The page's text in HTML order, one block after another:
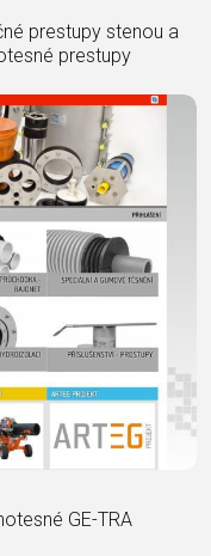
prestupy stenou a
prestupy
GE-TRA